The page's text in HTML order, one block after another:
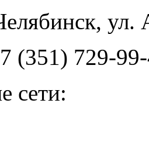
ул.
(351) 729-
сети: